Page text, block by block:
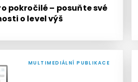
pokročilé – posuňte své
o level výš
MULTIMEDIÁLNÍ PUBLIKACE